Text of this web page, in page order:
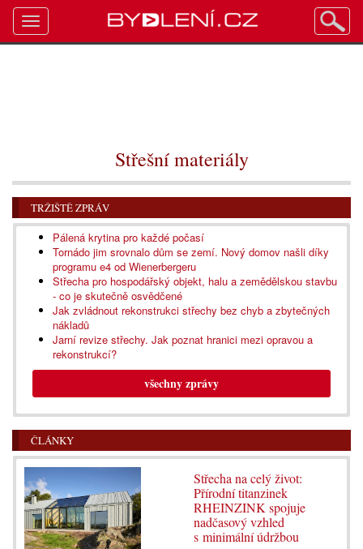
Střešní materiály
TRŽIŠTĚ ZPRÁV
Pálená krytina pro každé počasí
Tornádo jim srovnalo dům se zemí. Nový domov našli díky
programu e4 od Wienerbergeru
Střecha pro hospodářský objekt, halu a zemědělskou stavbu
- co je skutečně osvědčené
Jak zvládnout rekonstrukci střechy bez chyb a zbytečných
nákladů
Jarní revize střechy. Jak poznat hranici mezi opravou a
rekonstrukcí?
všechny zprávy
ČLÁNKY
Střecha na celý život:
Přírodní titanzinek
RHEINZINK spojuje
nadčasový vzhled
s minimální údržbou
Toggle
navigation